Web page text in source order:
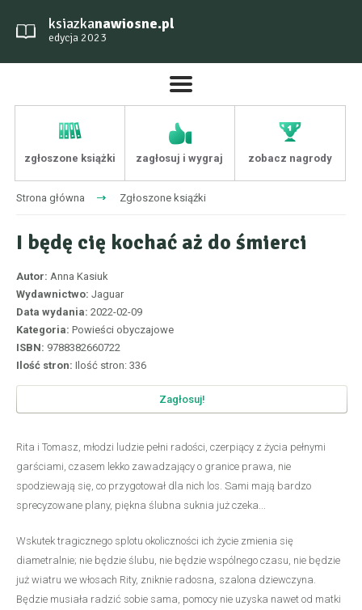
ksiazkanawiosne.pl
edycja 2023
zgłoszone książki zagłosuj i wygraj zobacz nagrody
Strona główna Zgłoszone ksiąźki
I będę cię kochać aż do śmierci
Autor: Anna Kasiuk
Wydawnictwo: Jaguar
Data wydania: 2022-02-09
Kategoria: Powieści obyczajowe
ISBN: 9788382660722
Ilość stron: Ilość stron: 336
Zagłosuj!
Rita i Tomasz, młodzi ludzie pełni radości, czerpiący z życia pełnymi
garściami, czasem lekko zawadzający o granice prawa, nie
spodziewają się, co przygotował dla nich los. Sami mają bardzo
sprecyzowane plany, piękna ślubna suknia już czeka...
Wskutek tragicznego splotu okoliczności ich życie zmienia się
diametralnie; nie będzie ślubu, nie będzie wspólnego czasu, nie będzie
już wiatru we włosach Rity, zniknie radosna, szalona dziewczyna.
Będzie musiała radzić sobie sama, pomocy nie uzyska nawet od matki